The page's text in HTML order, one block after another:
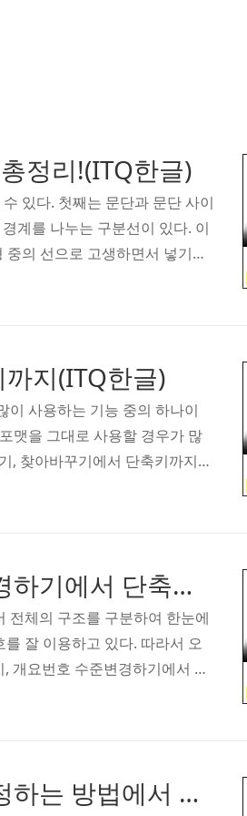
정리!(ITQ한글)
있다. 첫째는 문단과 문단 사이
계를 나누는 구분선이 있다. 이
의 선으로 고생하면서 넣기도
구분선과 다단 구분선을 넣는
선을 ..지(ITQ한글)
이 사용하는 기능 중의 하나이
맷을 그대로 사용할 경우가 많
, 찾아바꾸기에서 단축키까지
는 대부분 알고 계시리라 생
여러 단어를 입력해서 검..한글 개요번호 넣기 개요수준 변경하기에서 단축키까지(ITQ한글)
전체의 구조를 구분하여 한눈에
잘 이용하고 있다. 따라서 오
개요번호 수준변경하기에서 단
설정하는 단축키는 Ctrl+K,O
가지 선택할 ..
한글 문단여백 늘리기 줄이기 설정하는 방법에서 단축키까지